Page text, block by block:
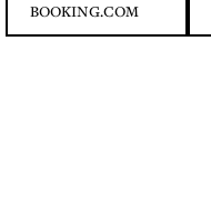
BOOKING.COM